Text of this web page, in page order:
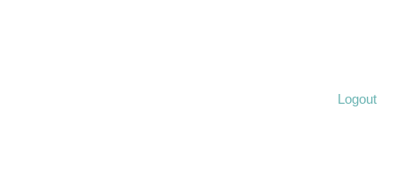
Logout